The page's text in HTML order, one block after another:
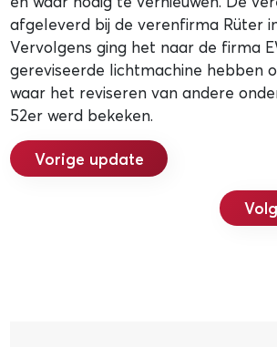
afgeleverd bij de verenfirma Rüter
Vervolgens ging het naar de firma
gereviseerde lichtmachine hebben
waar het reviseren van andere
52er werd bekeken.
Vorige update